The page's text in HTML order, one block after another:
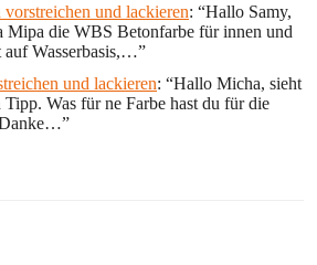
vorstreichen und lackieren: “Hallo Samy,
Mipa die WBS Betonfarbe für innen und
auf Wasserbasis,…”
und lackieren: “Hallo Micha, sieht
Tipp. Was für ne Farbe hast du für die
Danke…”